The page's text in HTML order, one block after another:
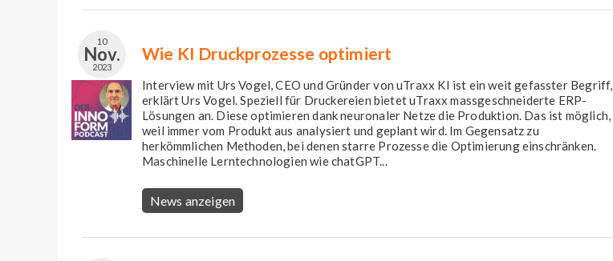
10
Nov.
2023
Wie KI Druckprozesse optimiert
Interview mit Urs Vogel, CEO und Gründer von uTraxx KI ist ein weit gefasster Begriff,
erklärt Urs Vogel. Speziell für Druckereien bietet uTraxx massgeschneiderte ERP-
Lösungen an. Diese optimieren dank neuronaler Netze die Produktion. Das ist möglich,
weil immer vom Produkt aus analysiert und geplant wird. Im Gegensatz zu
herkömmlichen Methoden, bei denen starre Prozesse die Optimierung einschränken.
Maschinelle Lerntechnologien wie chatGPT...
News anzeigen